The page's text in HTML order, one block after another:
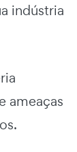
indústria
ameaças